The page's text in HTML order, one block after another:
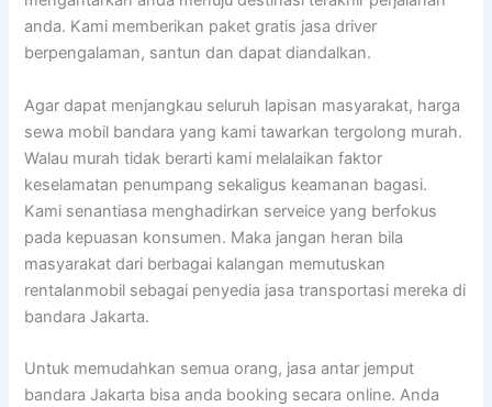
anda. Kami memberikan paket gratis jasa driver
berpengalaman, santun dan dapat diandalkan.
Agar dapat menjangkau seluruh lapisan masyarakat, harga
sewa mobil bandara yang kami tawarkan tergolong murah.
Walau murah tidak berarti kami melalaikan faktor
keselamatan penumpang sekaligus keamanan bagasi.
Kami senantiasa menghadirkan serveice yang berfokus
pada kepuasan konsumen. Maka jangan heran bila
masyarakat dari berbagai kalangan memutuskan
rentalanmobil sebagai penyedia jasa transportasi mereka di
bandara Jakarta.
Untuk memudahkan semua orang, jasa antar jemput
bandara Jakarta bisa anda booking secara online. Anda